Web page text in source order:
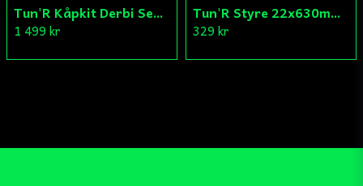
Tun'R Kåpkit Derbi Senda
1 499 kr
Tun'R Styre 22x630mm Vit
329 kr